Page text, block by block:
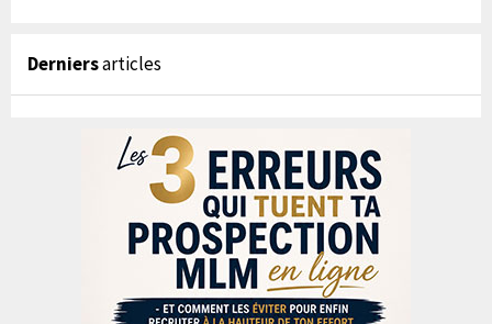
Derniersarticles